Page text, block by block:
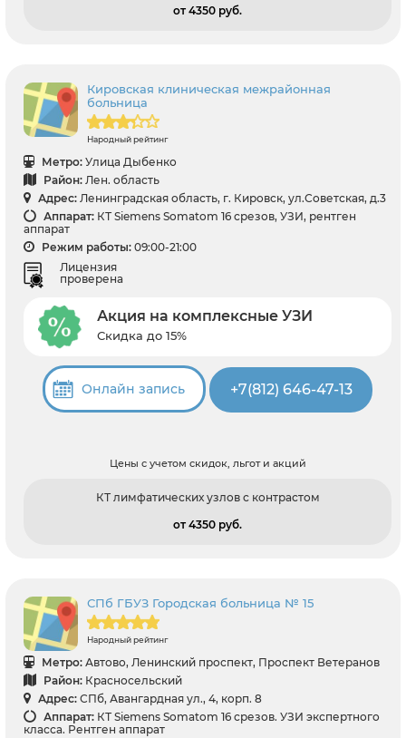
от 4350 pуб.
Кировская клиническая межрайонная
больница
Народный рейтинг
Метро: Улица Дыбенко
Район: Лен. область
Адрес: Ленинградская область, г. Кировск, ул.Советская, д.3
Аппарат: КТ Siemens Somatom 16 срезов, УЗИ, рентген
аппарат
Режим работы: 09:00-21:00
Лицензия
проверена
Акция на комплексные УЗИ
Скидка до 15%
Онлайн запись +7(812) 646-47-13
Цены с учетом скидок, льгот и акций
КТ лимфатических узлов с контрастом
от 4350 pуб.
СПб ГБУЗ Городская больница № 15
Народный рейтинг
Метро: Автово, Ленинский проспект, Проспект Ветеранов
Район: Красносельский
Адрес: СПб, Авангардная ул., 4, корп. 8
Аппарат: КТ Siemens Somatom 16 срезов. УЗИ экспертного
класса. Рентген аппарат